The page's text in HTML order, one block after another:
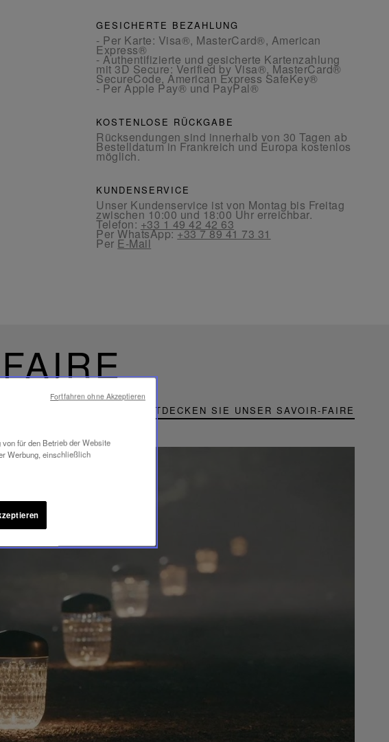
GESICHERTE BEZAHLUNG
- Per Karte: Visa®, MasterCard®, American
Express®
- Authentifizierte und gesicherte Kartenzahlung
mit 3D Secure: Verified by Visa®, MasterCard®
SecureCode, American Express SafeKey®
- Per Apple Pay® und PayPal®
KOSTENLOSE RÜCKGABE
Rücksendungen sind innerhalb von 30 Tagen ab
Bestelldatum in Frankreich und Europa kostenlos
möglich.
KUNDENSERVICE
Unser Kundenservice ist von Montag bis Freitag
zwischen 10:00 und 18:00 Uhr erreichbar.
Telefon:+33 1 49 42 42 63
Per WhatsApp:+33 7 89 41 73 31
Per E-Mail
ENTDECKEN SIE UNSER SAVOIR-FAIRE
für den Betrieb der Website
Werbung, einschließlich
Fortfahren ohne Akzeptieren